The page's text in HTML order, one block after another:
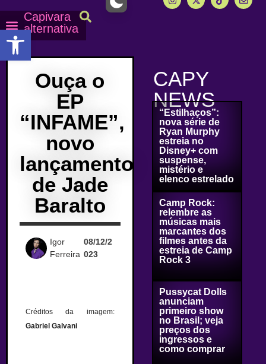
Capivara
alternativa
Ouça o
EP
“INFAME”,
novo
lançamento
de Jade
Baralto
Igor
Ferreira
08/12/2
023
Créditos da imagem:
Gabriel Galvani
CAPY
NEWS
“Estilhaços”:
nova série de
Ryan Murphy
estreia no
Disney+ com
suspense,
mistério e
elenco estrelado
Camp Rock:
relembre as
músicas mais
marcantes dos
filmes antes da
estreia de Camp
Rock 3
Pussycat Dolls
anunciam
primeiro show
no Brasil; veja
preços dos
ingressos e
como comprar
Abrir a barra de ferramentas